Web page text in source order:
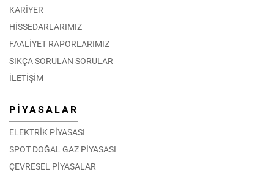
KARİYER
HİSSEDARLARIMIZ
FAALİYET RAPORLARIMIZ
SIKÇA SORULAN SORULAR
İLETİŞİM
PİYASALAR
ELEKTRİK PİYASASI
SPOT DOĞAL GAZ PİYASASI
ÇEVRESEL PİYASALAR